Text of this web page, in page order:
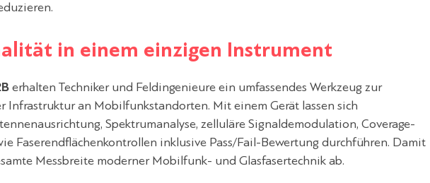
in einem einzigen Instrument
erhalten Techniker und Feldingenieure ein umfassendes Werkzeug zur
Infrastruktur an Mobilfunkstandorten. Mit einem Gerät lassen sich
Spektrumanalyse, zelluläre Signaldemodulation, Coverage-
Faserendflächenkontrollen inklusive Pass/Fail-Bewertung durchführen. Damit
Messbreite moderner Mobilfunk- und Glasfasertechnik ab.